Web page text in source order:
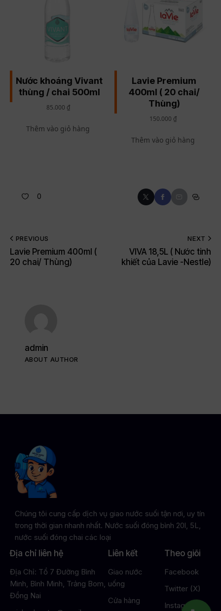
Nước khoáng Vivant
thùng / chai 500ml
85.000 ₫
Thêm vào giỏ hàng
Lavie Premium
400ml ( 20 chai/
Thùng)
150.000 ₫
Thêm vào giỏ hàng
0
PREVIOUS
Lavie Premium 400ml (
20 chai/ Thùng)
NEXT
VIVA 18,5L ( Nước tinh
khiết của Lavie -Nestle)
admin
ABOUT AUTHOR
Chúng tôi cung cấp dịch vụ giao nước suối tận nơi, uy tín
trong thời gian nhanh nhất. Nước suối đóng bình 20l, 5L,
nước suối đóng chai các loại
Địa chỉ liên hệ
Địa Chỉ: Tổ 7 Đường Bình
Minh, Bình Minh, Trảng Bom,
Đồng Nai
Liên kết
Giao nước
uống
Cửa hàng
Theo giõi
Facebook
Twitter (X)
Instagram